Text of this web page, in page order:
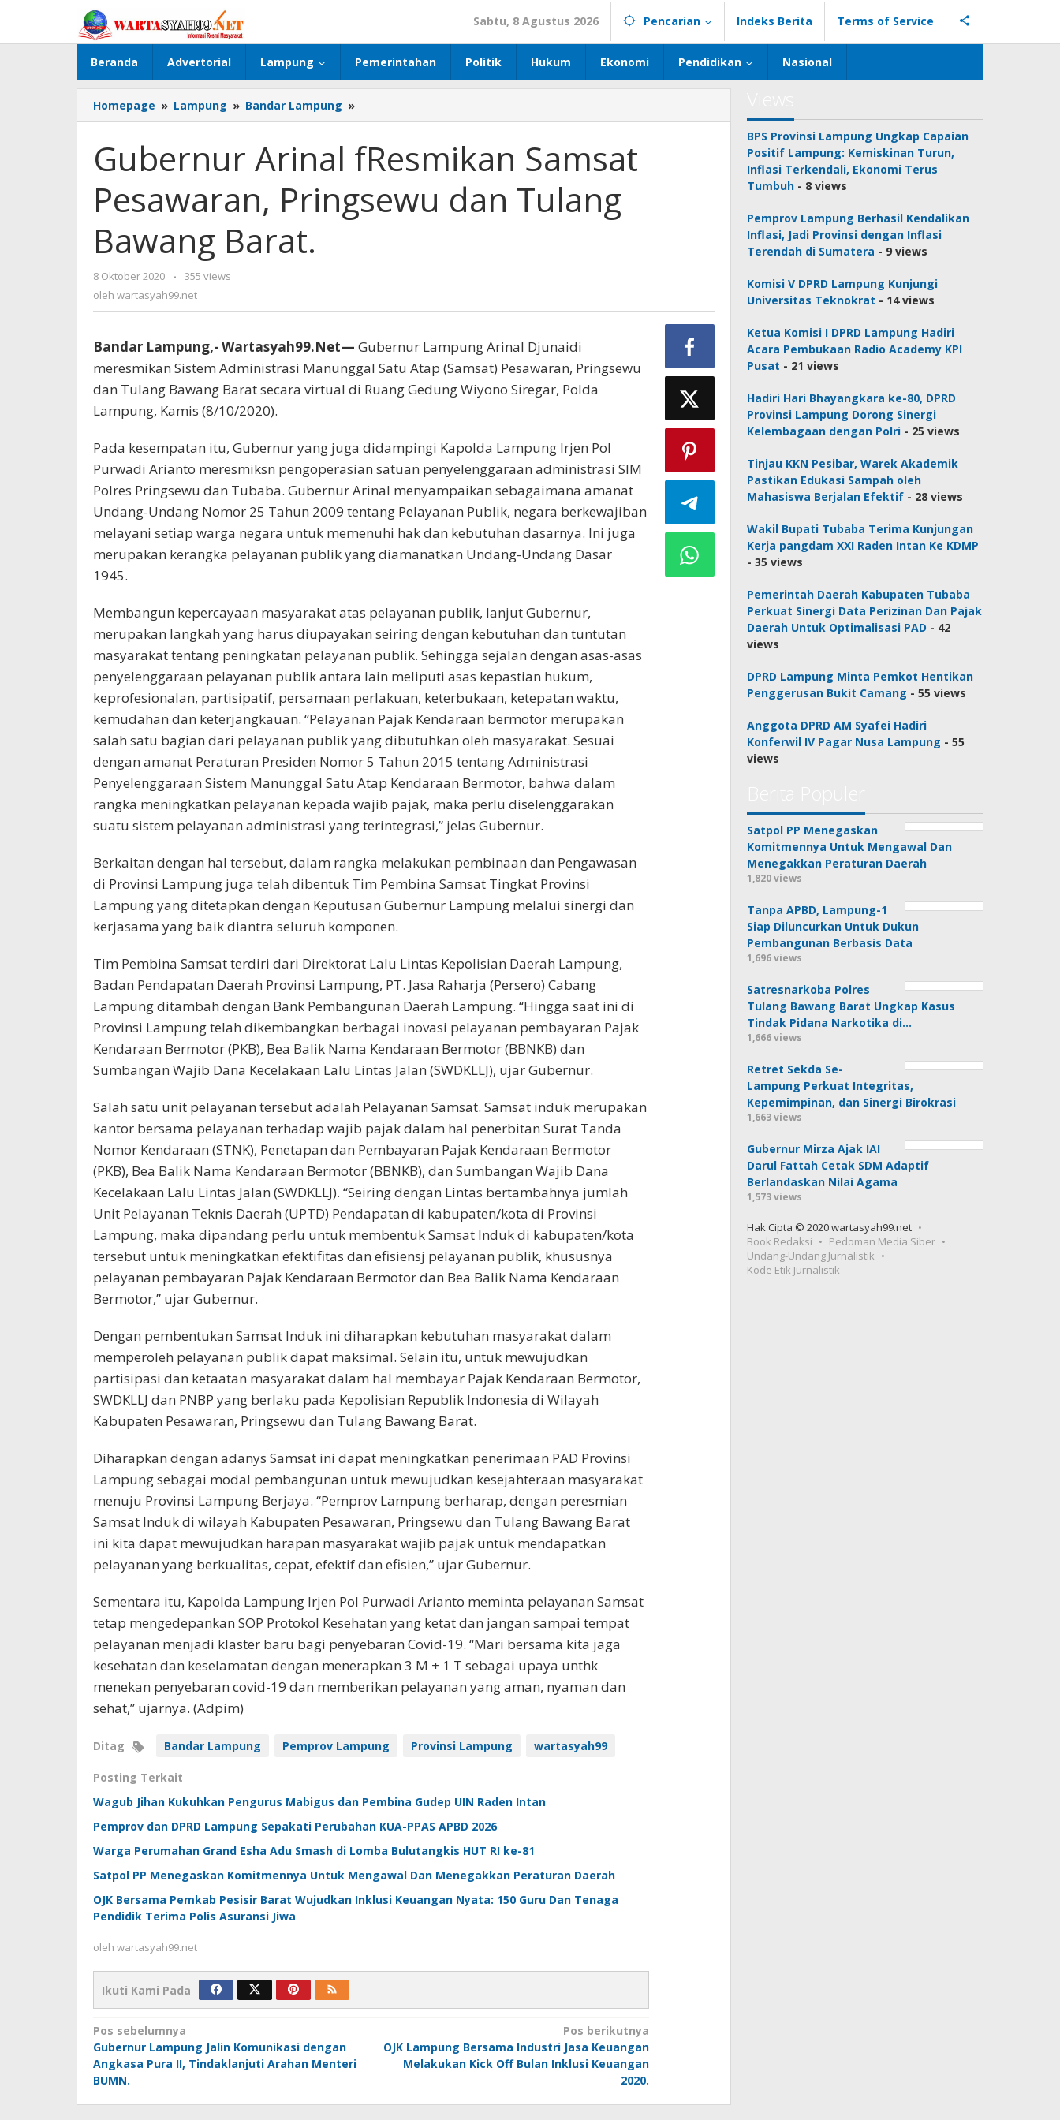
konten
Sabtu, 8 Agustus 2026 Pencarian Indeks Berita Terms of Service
Beranda Advertorial Lampung Pemerintahan Politik Hukum Ekonomi Pendidikan Nasional
Homepage » Lampung » Bandar Lampung »
Arinal
Samsat
Pesawaran,
dan
Tulang
Gubernur Arinal fResmikan Samsat
Pesawaran, Pringsewu dan Tulang
Bawang Barat.
8 Oktober 2020
oleh
wartasyah99.net
-
355 views
oleh wartasyah99.net
Bandar Lampung,- Wartasyah99.Net— Gubernur Lampung Arinal Djunaidi
meresmikan Sistem Administrasi Manunggal Satu Atap (Samsat) Pesawaran, Pringsewu
dan Tulang Bawang Barat secara virtual di Ruang Gedung Wiyono Siregar, Polda
Lampung, Kamis (8/10/2020).
Pada kesempatan itu, Gubernur yang juga didampingi Kapolda Lampung Irjen Pol
Purwadi Arianto meresmiksn pengoperasian satuan penyelenggaraan administrasi SIM
Polres Pringsewu dan Tubaba. Gubernur Arinal menyampaikan sebagaimana amanat
Undang-Undang Nomor 25 Tahun 2009 tentang Pelayanan Publik, negara berkewajiban
melayani setiap warga negara untuk memenuhi hak dan kebutuhan dasarnya. Ini juga
merupakan kerangka pelayanan publik yang diamanatkan Undang-Undang Dasar
1945.
Membangun kepercayaan masyarakat atas pelayanan publik, lanjut Gubernur,
merupakan langkah yang harus diupayakan seiring dengan kebutuhan dan tuntutan
masyarakat tentang peningkatan pelayanan publik. Sehingga sejalan dengan asas-asas
penyelenggaraan pelayanan publik antara lain meliputi asas kepastian hukum,
keprofesionalan, partisipatif, persamaan perlakuan, keterbukaan, ketepatan waktu,
kemudahan dan keterjangkauan. “Pelayanan Pajak Kendaraan bermotor merupakan
salah satu bagian dari pelayanan publik yang dibutuhkan oleh masyarakat. Sesuai
dengan amanat Peraturan Presiden Nomor 5 Tahun 2015 tentang Administrasi
Penyelenggaraan Sistem Manunggal Satu Atap Kendaraan Bermotor, bahwa dalam
rangka meningkatkan pelayanan kepada wajib pajak, maka perlu diselenggarakan
suatu sistem pelayanan administrasi yang terintegrasi,” jelas Gubernur.
Berkaitan dengan hal tersebut, dalam rangka melakukan pembinaan dan Pengawasan
di Provinsi Lampung juga telah dibentuk Tim Pembina Samsat Tingkat Provinsi
Lampung yang ditetapkan dengan Keputusan Gubernur Lampung melalui sinergi dan
kerjasama yang baik diantra seluruh komponen.
Tim Pembina Samsat terdiri dari Direktorat Lalu Lintas Kepolisian Daerah Lampung,
Badan Pendapatan Daerah Provinsi Lampung, PT. Jasa Raharja (Persero) Cabang
Lampung ditambah dengan Bank Pembangunan Daerah Lampung. “Hingga saat ini di
Provinsi Lampung telah dikembangkan berbagai inovasi pelayanan pembayaran Pajak
Kendaraan Bermotor (PKB), Bea Balik Nama Kendaraan Bermotor (BBNKB) dan
Sumbangan Wajib Dana Kecelakaan Lalu Lintas Jalan (SWDKLLJ), ujar Gubernur.
Salah satu unit pelayanan tersebut adalah Pelayanan Samsat. Samsat induk merupakan
kantor bersama pelayanan terhadap wajib pajak dalam hal penerbitan Surat Tanda
Nomor Kendaraan (STNK), Penetapan dan Pembayaran Pajak Kendaraan Bermotor
(PKB), Bea Balik Nama Kendaraan Bermotor (BBNKB), dan Sumbangan Wajib Dana
Kecelakaan Lalu Lintas Jalan (SWDKLLJ). “Seiring dengan Lintas bertambahnya jumlah
Unit Pelayanan Teknis Daerah (UPTD) Pendapatan di kabupaten/kota di Provinsi
Lampung, maka dipandang perlu untuk membentuk Samsat Induk di kabupaten/kota
tersebut untuk meningkatkan efektifitas dan efisiensj pelayanan publik, khususnya
pelayanan pembayaran Pajak Kendaraan Bermotor dan Bea Balik Nama Kendaraan
Bermotor,” ujar Gubernur.
Dengan pembentukan Samsat Induk ini diharapkan kebutuhan masyarakat dalam
memperoleh pelayanan publik dapat maksimal. Selain itu, untuk mewujudkan
partisipasi dan ketaatan masyarakat dalam hal membayar Pajak Kendaraan Bermotor,
SWDKLLJ dan PNBP yang berlaku pada Kepolisian Republik Indonesia di Wilayah
Kabupaten Pesawaran, Pringsewu dan Tulang Bawang Barat.
Diharapkan dengan adanys Samsat ini dapat meningkatkan penerimaan PAD Provinsi
Lampung sebagai modal pembangunan untuk mewujudkan kesejahteraan masyarakat
menuju Provinsi Lampung Berjaya. “Pemprov Lampung berharap, dengan peresmian
Samsat Induk di wilayah Kabupaten Pesawaran, Pringsewu dan Tulang Bawang Barat
ini kita dapat mewujudkan harapan masyarakat wajib pajak untuk mendapatkan
pelayanan yang berkualitas, cepat, efektif dan efisien,” ujar Gubernur.
Sementara itu, Kapolda Lampung Irjen Pol Purwadi Arianto meminta pelayanan Samsat
tetap mengedepankan SOP Protokol Kesehatan yang ketat dan jangan sampai tempat
pelayanan menjadi klaster baru bagi penyebaran Covid-19. “Mari bersama kita jaga
kesehatan dan keselamatan dengan menerapkan 3 M + 1 T sebagai upaya unthk
menekan penyebaran covid-19 dan memberikan pelayanan yang aman, nyaman dan
sehat,” ujarnya. (Adpim)
Ditag Bandar Lampung Pemprov Lampung Provinsi Lampung wartasyah99
Posting Terkait
Wagub Jihan Kukuhkan Pengurus Mabigus dan Pembina Gudep UIN Raden Intan
Pemprov dan DPRD Lampung Sepakati Perubahan KUA-PPAS APBD 2026
Warga Perumahan Grand Esha Adu Smash di Lomba Bulutangkis HUT RI ke-81
Satpol PP Menegaskan Komitmennya Untuk Mengawal Dan Menegakkan Peraturan Daerah
OJK Bersama Pemkab Pesisir Barat Wujudkan Inklusi Keuangan Nyata: 150 Guru Dan Tenaga
Pendidik Terima Polis Asuransi Jiwa
oleh wartasyah99.net
Ikuti Kami Pada
Navigasi
pos
Pos sebelumnya
Gubernur Lampung Jalin Komunikasi dengan
Angkasa Pura II, Tindaklanjuti Arahan Menteri
BUMN.
Pos berikutnya
OJK Lampung Bersama Industri Jasa Keuangan
Melakukan Kick Off Bulan Inklusi Keuangan
2020.
BPS Provinsi Lampung Ungkap Capaian
Positif Lampung: Kemiskinan Turun,
Inflasi Terkendali, Ekonomi Terus
Tumbuh - 8 views
Pemprov Lampung Berhasil Kendalikan
Inflasi, Jadi Provinsi dengan Inflasi
Terendah di Sumatera - 9 views
Komisi V DPRD Lampung Kunjungi
Universitas Teknokrat - 14 views
Ketua Komisi I DPRD Lampung Hadiri
Acara Pembukaan Radio Academy KPI
Pusat - 21 views
Hadiri Hari Bhayangkara ke-80, DPRD
Provinsi Lampung Dorong Sinergi
Kelembagaan dengan Polri - 25 views
Tinjau KKN Pesibar, Warek Akademik
Pastikan Edukasi Sampah oleh
Mahasiswa Berjalan Efektif - 28 views
Wakil Bupati Tubaba Terima Kunjungan
Kerja pangdam XXI Raden Intan Ke KDMP
- 35 views
Pemerintah Daerah Kabupaten Tubaba
Perkuat Sinergi Data Perizinan Dan Pajak
Daerah Untuk Optimalisasi PAD - 42
views
DPRD Lampung Minta Pemkot Hentikan
Penggerusan Bukit Camang - 55 views
Anggota DPRD AM Syafei Hadiri
Konferwil IV Pagar Nusa Lampung - 55
views
Satpol PP Menegaskan
Komitmennya Untuk Mengawal Dan
Menegakkan Peraturan Daerah
1,820 views
Tanpa APBD, Lampung-1
Siap Diluncurkan Untuk Dukun
Pembangunan Berbasis Data
1,696 views
Satresnarkoba Polres
Tulang Bawang Barat Ungkap Kasus
Tindak Pidana Narkotika di…
1,666 views
Retret Sekda Se-
Lampung Perkuat Integritas,
Kepemimpinan, dan Sinergi Birokrasi
1,663 views
Gubernur Mirza Ajak IAI
Darul Fattah Cetak SDM Adaptif
Berlandaskan Nilai Agama
1,573 views
Hak Cipta © 2020 wartasyah99.net
Book Redaksi
Pedoman Media Siber
Undang-Undang Jurnalistik
Kode Etik Jurnalistik